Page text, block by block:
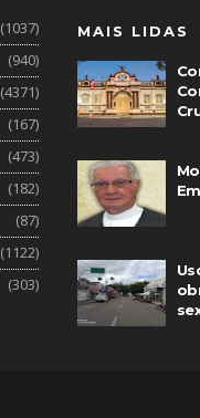
(1037)
(940)
(4371)
(167)
(473)
(182)
(87)
(1122)
(303)
MAIS LIDAS